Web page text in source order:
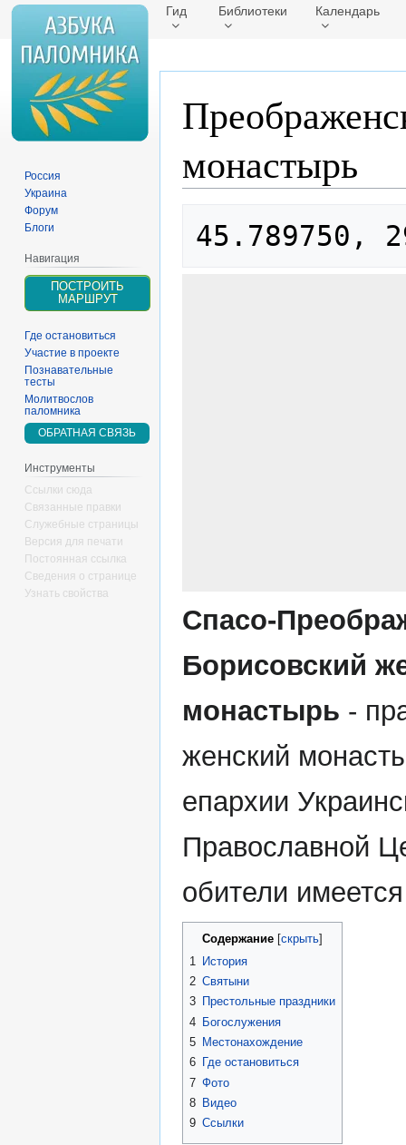
Гид Библиотеки Календарь
монастырь
45.789750,
Спасо-
Борисовский
монастырь -
женский
епархии
Православной
обители
Содержание
1
История
2 Святыни
3 Престольные праздники
4 Богослужения
5 Местонахождение
6 Где остановиться
7 Фото
8 Видео
9 Ссылки
Россия
Украина
Форум
Блоги
Навигация
ПОСТРОИТЬ
МАРШРУТ
Где остановиться
Участие в проекте
Познавательные
тесты
Молитвослов
паломника
ОБРАТНАЯ СВЯЗЬ
Инструменты
Ссылки сюда
Связанные правки
Служебные страницы
Версия для печати
Постоянная ссылка
Сведения о странице
Узнать свойства